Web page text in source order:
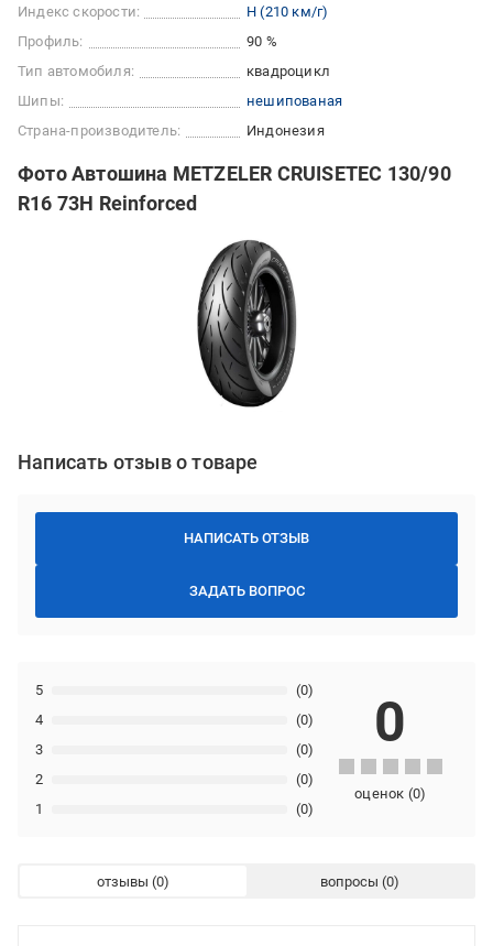
Индекс скорости:
H (210 км/г)
Профиль:
90 %
Тип автомобиля:
квадроцикл
Шипы:
нешипованая
Страна-производитель:
Индонезия
Фото Автошина METZELER CRUISETEC 130/90
R16 73H Reinforced
Написать отзыв о товаре
НАПИСАТЬ ОТЗЫВ
ЗАДАТЬ ВОПРОС
1 (0)
2 (0)
3 (0)
4 (0)
5 (0)
0
оценок (0)
отзывы вопросы